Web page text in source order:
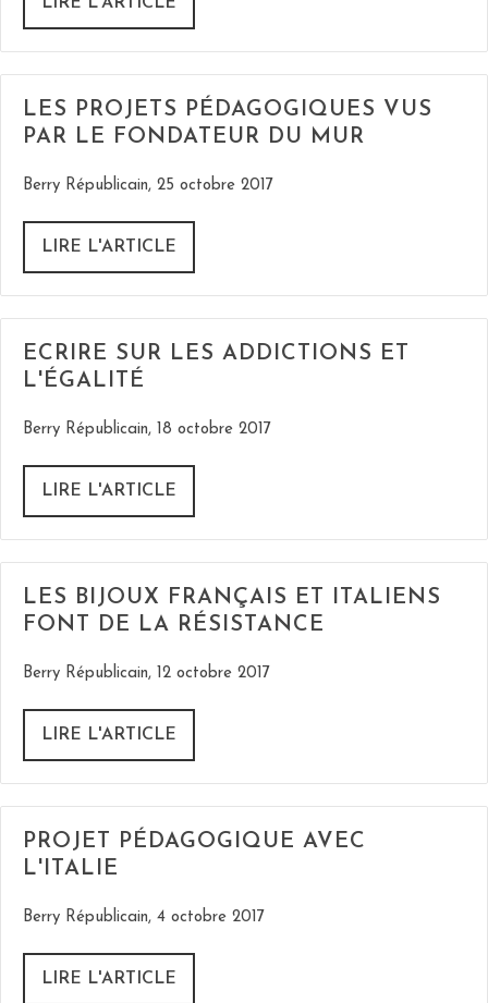
LES PROJETS PÉDAGOGIQUES VUS
PAR LE FONDATEUR DU MUR
Berry Républicain, 25 octobre 2017
LIRE L'ARTICLE
ECRIRE SUR LES ADDICTIONS ET
L'ÉGALITÉ
Berry Républicain, 18 octobre 2017
LIRE L'ARTICLE
LES BIJOUX FRANÇAIS ET ITALIENS
FONT DE LA RÉSISTANCE
Berry Républicain, 12 octobre 2017
LIRE L'ARTICLE
PROJET PÉDAGOGIQUE AVEC
L'ITALIE
Berry Républicain, 4 octobre 2017
LIRE L'ARTICLE